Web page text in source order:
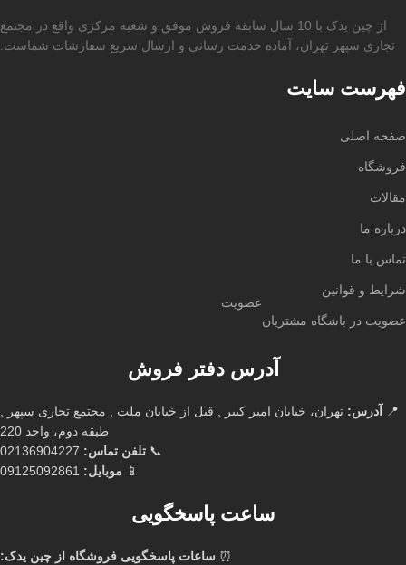
از چین یدک با 10 سال سابقه فروش موفق و شعبه مرکزی واقع در مجتمع
تجاری سپهر تهران، آماده خدمت رسانی و ارسال سریع سفارشات شماست.
فهرست سایت
صفحه اصلی
فروشگاه
مقالات
درباره ما
تماس با ما
شرایط و قوانین
عضویت در باشگاه مشتریان
عضویت
آدرس دفتر فروش
📍 آدرس: تهران، خیابان امیر کبیر , قبل از خیابان ملت , مجتمع تجاری سپهر ,
طبقه دوم، واحد 220
📞 تلفن تماس:
📱 موبایل:
ساعت پاسخگویی
⏰ ساعات پاسخگویی فروشگاه از چین یدک: